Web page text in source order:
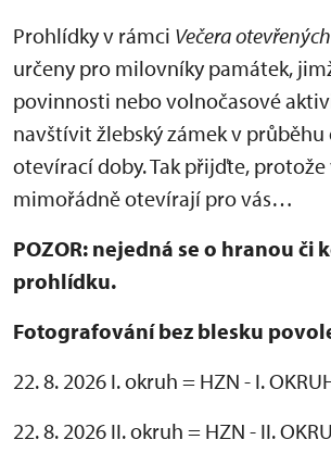
Prohlídky v rámci Večera
určeny pro milovníky památek,
povinnosti nebo volnočasové
navštívit žlebský zámek v
otevírací doby. Tak přijďte, protože
mimořádně otevírají pro vás…
POZOR: nejedná se o hranou či
prohlídku.
Fotografování bez blesku
22. 8. 2026 I. okruh = HZN - I.
22. 8. 2026 II. okruh = HZN - II.